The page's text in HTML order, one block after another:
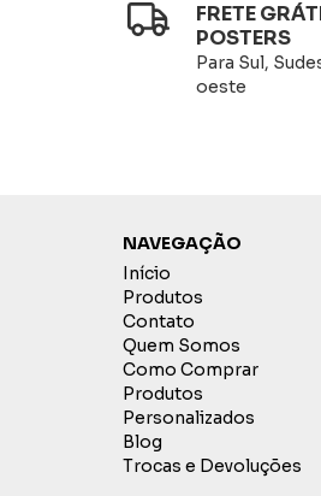
FRETE
POSTERS
Para Sul,
oeste
NAVEGAÇÃO
Início
Produtos
Contato
Quem Somos
Como Comprar
Produtos
Personalizados
Blog
Trocas e Devoluções